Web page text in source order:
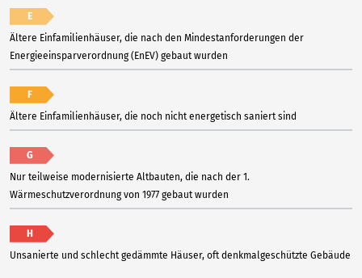
E
Ältere Einfamilienhäuser, die nach den Mindestanforderungen der
Energieeinsparverordnung (EnEV) gebaut wurden
F
Ältere Einfamilienhäuser, die noch nicht energetisch saniert sind
G
Nur teilweise modernisierte Altbauten, die nach der 1.
Wärmeschutzverordnung von 1977 gebaut wurden
H
Unsanierte und schlecht gedämmte Häuser, oft denkmalgeschützte Gebäude